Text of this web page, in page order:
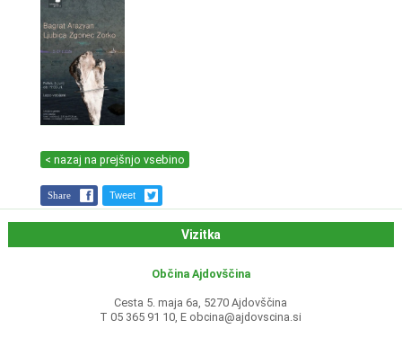
< nazaj na prejšnjo vsebino
Share Tweet
Vizitka
Občina Ajdovščina
Cesta 5. maja 6a, 5270 Ajdovščina
T 05 365 91 10, E obcina@ajdovscina.si